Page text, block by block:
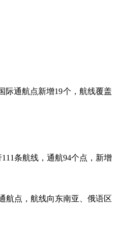
际通航点新增19个，航线覆盖
条航线，通航94个点，新增
航点，航线向东南亚、俄语区